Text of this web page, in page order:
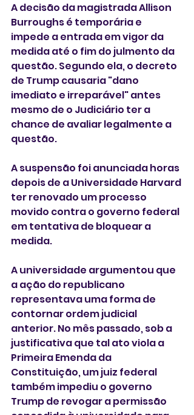
A decisão da magistrada Allison
Burroughs é temporária e
impede a entrada em vigor da
medida até o fim do julmento da
questão. Segundo ela, o decreto
de Trump causaria "dano
imediato e irreparável" antes
mesmo de o Judiciário ter a
chance de avaliar legalmente a
questão.
A suspensão foi anunciada horas
depois de a Universidade Harvard
ter renovado um processo
movido contra o governo federal
em tentativa de bloquear a
medida.
A universidade argumentou que
a ação do republicano
representava uma forma de
contornar ordem judicial
anterior. No mês passado, sob a
justificativa que tal ato viola a
Primeira Emenda da
Constituição, um juiz federal
também impediu o governo
Trump de revogar a permissão